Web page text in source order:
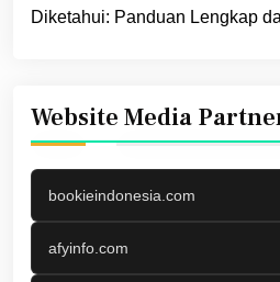
Diketahui: Panduan Lengkap
Website Media
bookieindonesia.com
afyinfo.com